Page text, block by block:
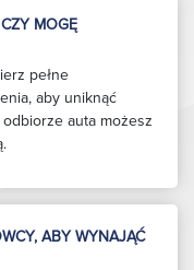
MOGĘ
pełne
aby uniknąć
auta możesz
ABY WYNAJĄĆ